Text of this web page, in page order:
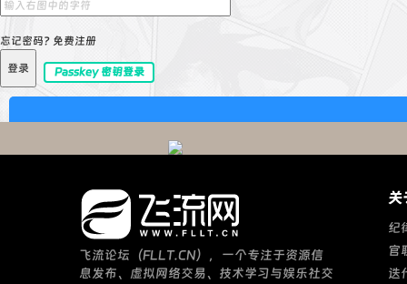
忘记密码? 免费注册
登录 Passkey 密钥登录
飞流论坛（FLLT.CN），一个专注于资源信
息发布、虚拟网络交易、技术学习与娱乐社交
关
纪
官
迭